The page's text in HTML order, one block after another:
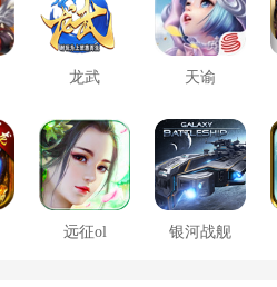
龙武 天谕
远征ol 银河战舰